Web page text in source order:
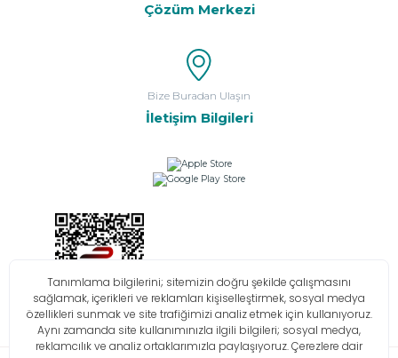
Çözüm Merkezi
Bize Buradan Ulaşın
İletişim Bilgileri